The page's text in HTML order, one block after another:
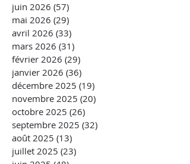
juin 2026 (57)
mai 2026 (29)
avril 2026 (33)
mars 2026 (31)
février 2026 (29)
janvier 2026 (36)
décembre 2025 (19)
novembre 2025 (20)
octobre 2025 (26)
septembre 2025 (32)
août 2025 (13)
juillet 2025 (23)